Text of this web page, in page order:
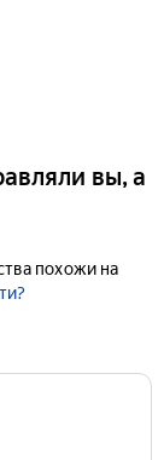
вы, а
похожи на